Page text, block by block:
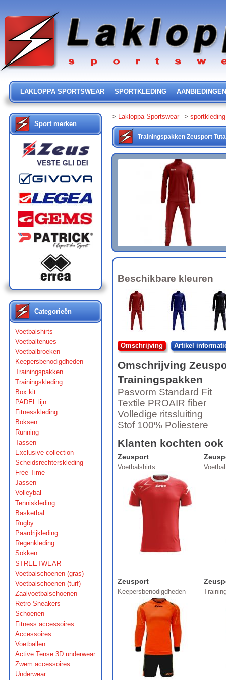
LAKLOPPA SPORTSWEAR SPORTKLEDING AANBIEDINGEN
Sport merken
Categorieën
Voetbalshirts
Voetbaltenues
Voetbalbroeken
Keepersbenodigdheden
Trainingspakken
Trainingskleding
Box kit
PADEL lijn
Fitnesskleding
Boksen
Running
Tassen
Exclusive collection
Scheidsrechterskleding
Free Time
Jassen
Volleybal
Tenniskleding
Basketbal
Rugby
Paardrijkleding
Regenkleding
Sokken
STREETWEAR
Voetbalschoenen (gras)
Voetbalschoenen (turf)
Zaalvoetbalschoenen
Retro Sneakers
Schoenen
Fitness accessoires
Accessoires
Voetballen
Active Tense 3D underwear
Zwem accessoires
Underwear
> Lakloppa Sportswear > sportkleding
Trainingspakken Zeusport
Beschikbare kleuren
Omschrijving Artikel
Omschrijving
Trainingspakken
Pasvorm Standard Fit
Textile PROAIR fiber
Volledige ritssluiting
Stof 100% Poliestere
Klanten kochten ook
Zeusport
Voetbalshirts
Zeusport
Keepersbenodigdheden